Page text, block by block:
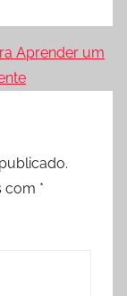
Aprender um
com *